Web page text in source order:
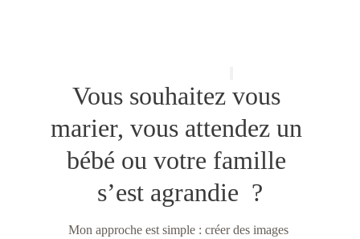
Vous souhaitez vous
marier, vous attendez un
bébé ou votre famille
s’est agrandie  ?
Mon approche est simple : créer des images